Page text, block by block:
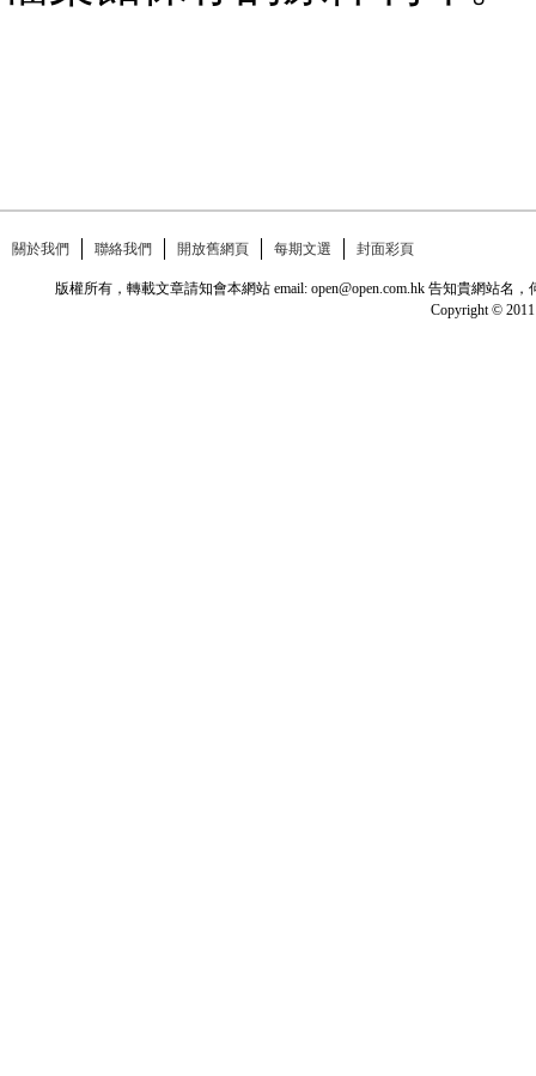
關於我們 聯絡我們 開放舊網頁 每期文選 封面彩頁
版權所有，轉載文章請知會本網站 email: open@open.com.hk 告知貴網站
Copyright © 2011